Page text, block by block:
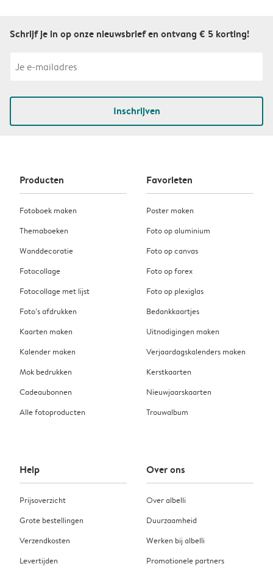
Schrijf je in op onze nieuwsbrief en ontvang € 5 korting!
Inschrijven
Producten
Fotoboek maken
Themaboeken
Wanddecoratie
Fotocollage
Fotocollage met lijst
Foto’s afdrukken
Kaarten maken
Kalender maken
Mok bedrukken
Cadeaubonnen
Alle fotoproducten
Favorieten
Poster maken
Foto op aluminium
Foto op canvas
Foto op forex
Foto op plexiglas
Bedankkaartjes
Uitnodigingen maken
Verjaardagskalenders maken
Kerstkaarten
Nieuwjaarskaarten
Trouwalbum
Help
Prijsoverzicht
Grote bestellingen
Verzendkosten
Levertijden
Over ons
Over albelli
Duurzaamheid
Werken bij albelli
Promotionele partners